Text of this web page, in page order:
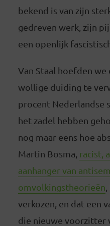
bekend is van zijn
gedreven werk, zijn
een openlijk
Van Staal hoefden we
wollige duiding te
procent Nederlandse
het zadel hebben
nog maar eens hoe
Martin Bosma, racist,
aanhanger van
omvolkingstheorieën
verkozen, en dat een
die nieuwe voorzitter